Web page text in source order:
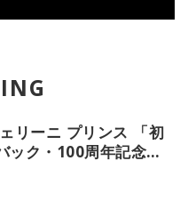
リーニ プリンス 「初
ック・100周年記念モ